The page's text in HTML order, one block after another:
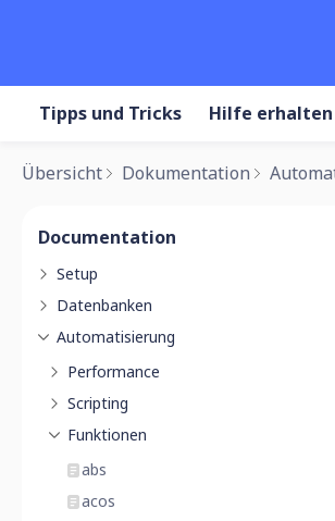
Tipps und Tricks Hilfe erhalten
Übersicht Dokumentation
Documentation
Setup
Datenbanken
Automatisierung
Performance
Scripting
Funktionen
abs
acos